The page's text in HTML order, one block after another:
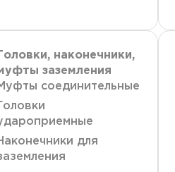
Головки, наконечники,
заземления
соединительные
Головки
для